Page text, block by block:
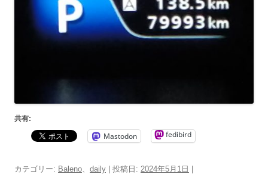
共有:
Mastodon fedibird
カテゴリー: Baleno daily | 投稿日: 2024年5月1日